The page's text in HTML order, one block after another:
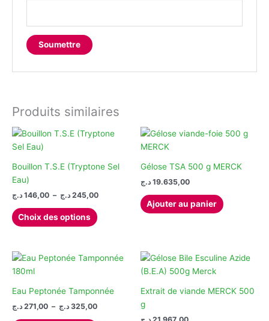
Produits similaires
Bouillon T.S.E (Tryptone Sel
Eau)
146,00 د.ج – 245,00 د.ج
Plage
Choix des options
produit
variations.
options
peuvent
Gélose TSA 500 g MERCK
19.635,00 د.ج
Ajouter au panier
Eau Peptonée Tamponnée
271,00 د.ج – 325,00 د.ج
Plage
Extrait de viande MERCK 500
g